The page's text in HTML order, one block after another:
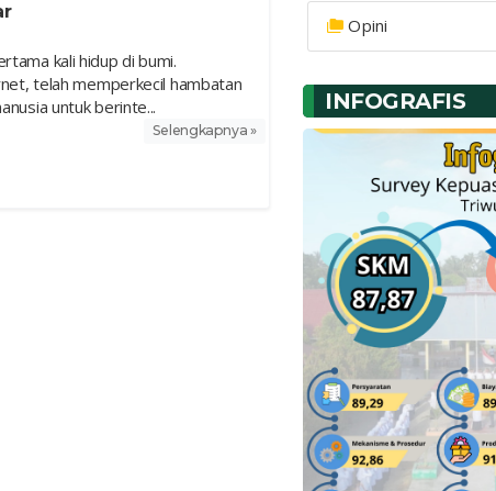
kali hidup di bumi.
telah memperkecil hambatan
untuk berinte...
Selengkapnya »
Opini
INFOGRAFIS